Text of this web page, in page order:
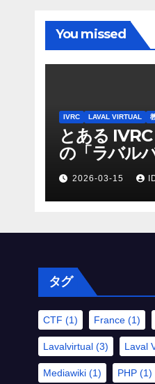
You missed
IVRC LAVAL VIRTUAL
とある
の「ラバル
ル」でのサ
ける思いと
（2025 年
2026-03-15
タグ
CTF (1) France (1)
Lavalvirtual (3) Laval
Mediawiki (1) PHP (1)